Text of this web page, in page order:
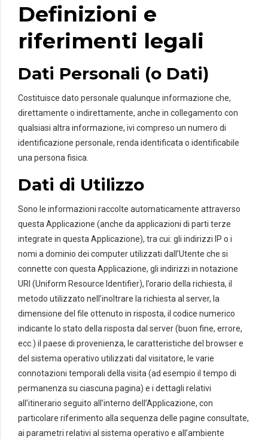
Definizioni e
riferimenti legali
Dati Personali (o Dati)
Costituisce dato personale qualunque informazione che,
direttamente o indirettamente, anche in collegamento con
qualsiasi altra informazione, ivi compreso un numero di
identificazione personale, renda identificata o identificabile
una persona fisica.
Dati di Utilizzo
Sono le informazioni raccolte automaticamente attraverso
questa Applicazione (anche da applicazioni di parti terze
integrate in questa Applicazione), tra cui: gli indirizzi IP o i
nomi a dominio dei computer utilizzati dall’Utente che si
connette con questa Applicazione, gli indirizzi in notazione
URI (Uniform Resource Identifier), l’orario della richiesta, il
metodo utilizzato nell’inoltrare la richiesta al server, la
dimensione del file ottenuto in risposta, il codice numerico
indicante lo stato della risposta dal server (buon fine, errore,
ecc.) il paese di provenienza, le caratteristiche del browser e
del sistema operativo utilizzati dal visitatore, le varie
connotazioni temporali della visita (ad esempio il tempo di
permanenza su ciascuna pagina) e i dettagli relativi
all’itinerario seguito all’interno dell’Applicazione, con
particolare riferimento alla sequenza delle pagine consultate,
ai parametri relativi al sistema operativo e all’ambiente